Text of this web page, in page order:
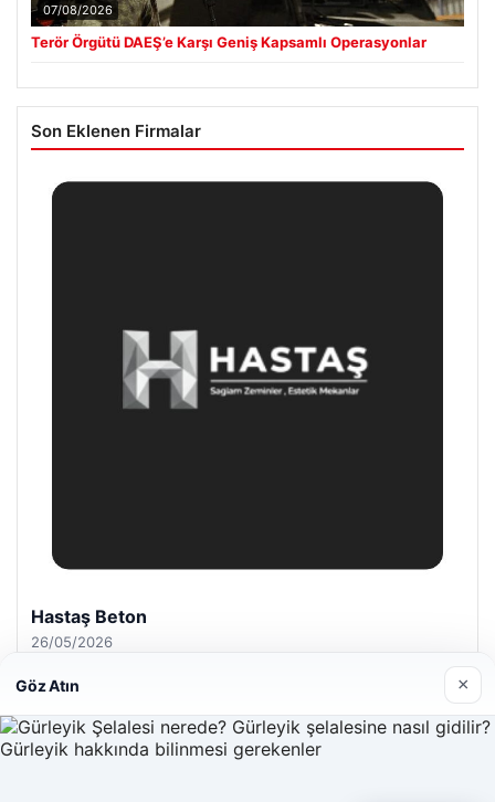
07/08/2026
Terör Örgütü DAEŞ’e Karşı Geniş Kapsamlı Operasyonlar
Son Eklenen Firmalar
Hastaş Beton
26/05/2026
Göz Atın ×